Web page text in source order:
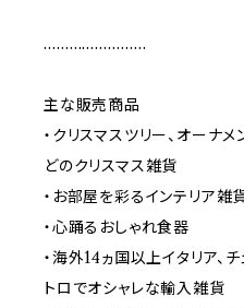
……………………
主な販売商品
・クリスマスツリー、オーナメ
どのクリスマス雑貨
・お部屋を彩るインテリア雑
・心踊るおしゃれ食器
・海外14ヵ国以上イタリア、
トロでオシャレな輸入雑貨